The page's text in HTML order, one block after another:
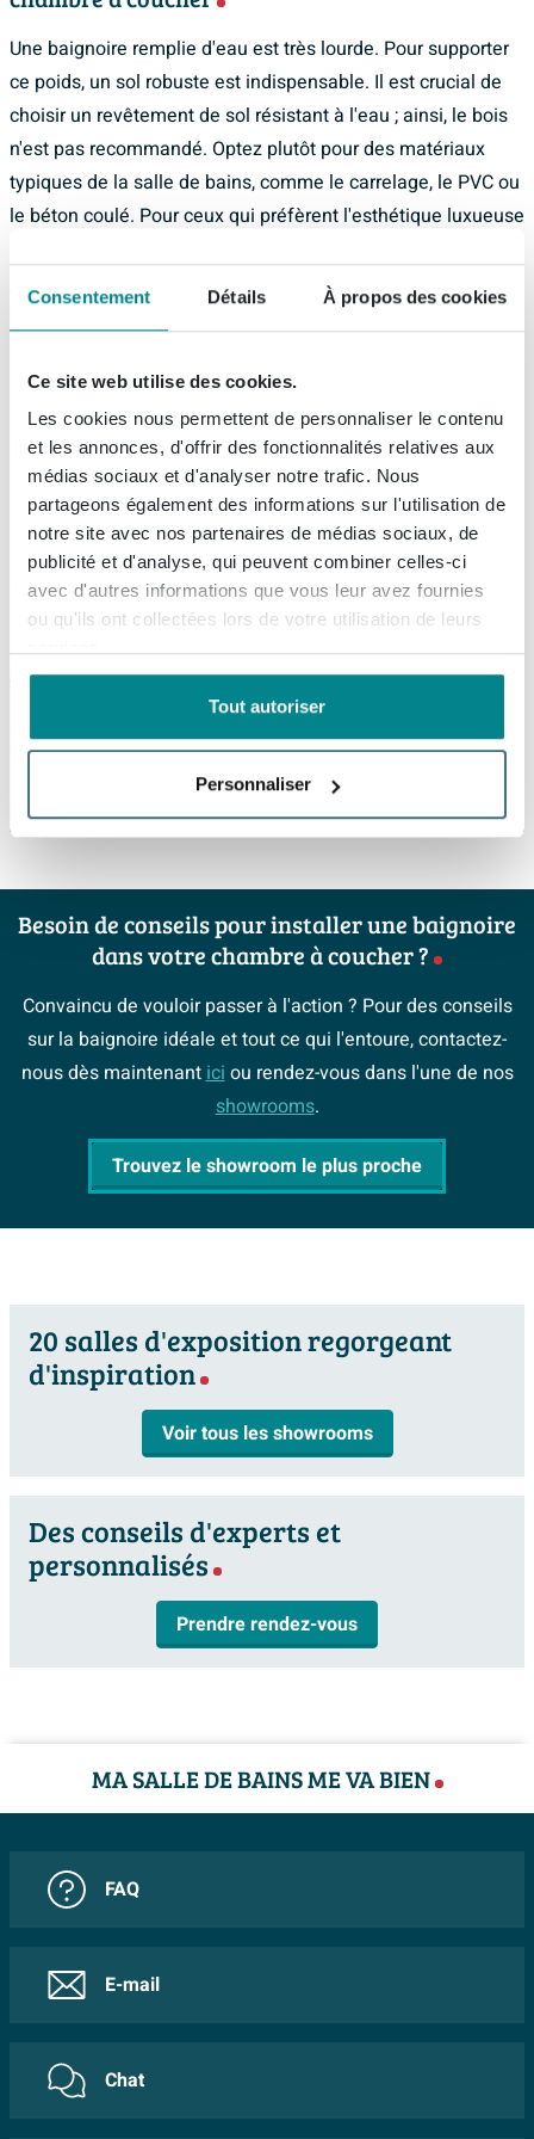
Consentement Détails À propos des cookies
Ce site web utilise des cookies.
Les cookies nous permettent de personnaliser le contenu
et les annonces, d'offrir des fonctionnalités relatives aux
médias sociaux et d'analyser notre trafic. Nous
partageons également des informations sur l'utilisation de
notre site avec nos partenaires de médias sociaux, de
publicité et d'analyse, qui peuvent combiner celles-ci
avec d'autres informations que vous leur avez fournies
ou qu'ils ont collectées lors de votre utilisation de leurs
Tout autoriser
Personnaliser
Une baignoire remplie d'eau est très lourde. Pour supporter
ce poids, un sol robuste est indispensable. Il est crucial de
choisir un revêtement de sol résistant à l'eau ; ainsi, le bois
n'est pas recommandé. Optez plutôt pour des matériaux
typiques de la salle de bains, comme le carrelage, le PVC ou
le béton coulé. Pour ceux qui préfèrent l'esthétique luxueuse
imitations de carreaux en bois.
Climat idéal
Que ce soit pour dormir ou pour prendre un bain, il est
agréable que votre chambre avec baignoire ait la bonne
température. Pour y parvenir, vous pourriez envisager
d'installer unradiateurou un chauffage par le sol. Des
marques telles que Crosswater, Zehnder et Plieger
proposent de magnifiques radiateurs design sur lesquels
des porte-serviettes peuvent également être installés.
Besoin de conseils pour installer une baignoire
dans votre chambre à coucher ?
Convaincu de vouloir passer à l'action ? Pour des conseils
sur la baignoire idéale et tout ce qui l'entoure, contactez-
nous dès maintenanticiou rendez-vous dans l'une de nos
showrooms.
Trouvez le showroom le plus proche
20 salles d'exposition regorgeant
d'inspiration
Voir tous les showrooms
Des conseils d'experts et
personnalisés
Prendre rendez-vous
MA SALLE DE BAINS ME VA BIEN
FAQ
E-mail
Chat